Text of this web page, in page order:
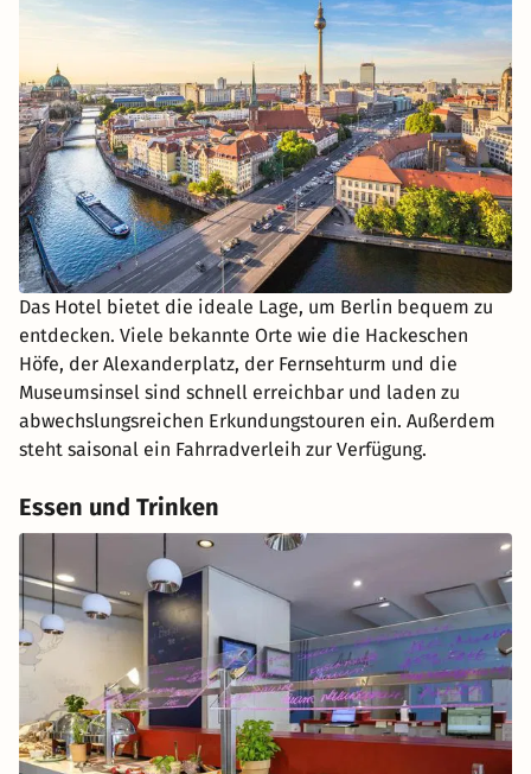
Das Hotel bietet die ideale Lage, um Berlin bequem zu
entdecken. Viele bekannte Orte wie die Hackeschen
Höfe, der Alexanderplatz, der Fernsehturm und die
Museumsinsel sind schnell erreichbar und laden zu
abwechslungsreichen Erkundungstouren ein. Außerdem
steht saisonal ein Fahrradverleih zur Verfügung.
Essen und Trinken